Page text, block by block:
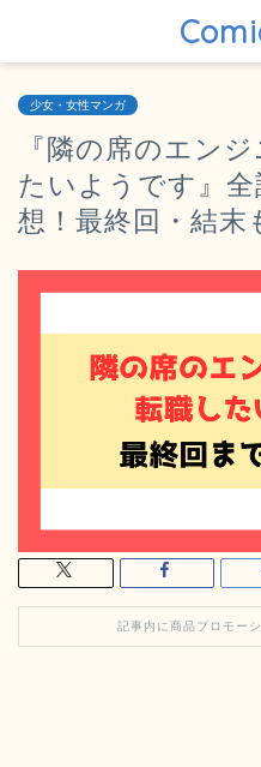
少女・女性マンガ
『隣の席のエン
たいようです』
想！最終回・結末
記事内に商品プロモー